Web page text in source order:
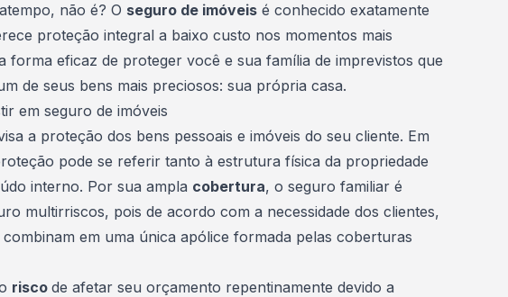
não é? O seguro de imóveis é conhecido exatamente
proteção integral a baixo custo nos momentos mais
forma eficaz de proteger você e sua família de imprevistos que
de seus bens mais preciosos: sua própria casa.
em seguro de imóveis
a proteção dos bens pessoais e imóveis do seu cliente. Em
pode se referir tanto à estrutura física da propriedade
interno. Por sua ampla cobertura, o seguro familiar é
multirriscos, pois de acordo com a necessidade dos clientes,
em uma única apólice formada pelas coberturas
risco de afetar seu orçamento repentinamente devido a